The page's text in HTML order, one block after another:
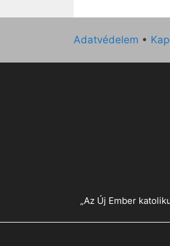
Adatvédelem •
„Az Új Ember
© 2026 Magyar Kurír